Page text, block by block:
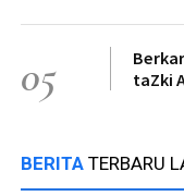
05
taZki
BERITA TERBARU